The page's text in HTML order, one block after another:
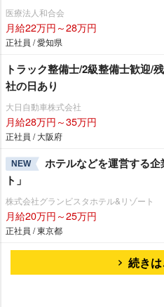
医療法人和合会
月給22万円～28万円
正社員 / 愛知県
トラック整備士/2級整備士歓迎/
社の日あり
大日自動車株式会社
月給28万円～35万円
正社員 / 大阪府
NEW
ホテルなどを運営する
ト」
株式会社グランビスタホテル&リゾート
月給20万円～25万円
正社員 / 東京都
続き